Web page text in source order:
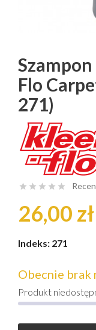
Flo
271)
    
26,00 zł
Indeks: 271
Obecnie brak
Produkt